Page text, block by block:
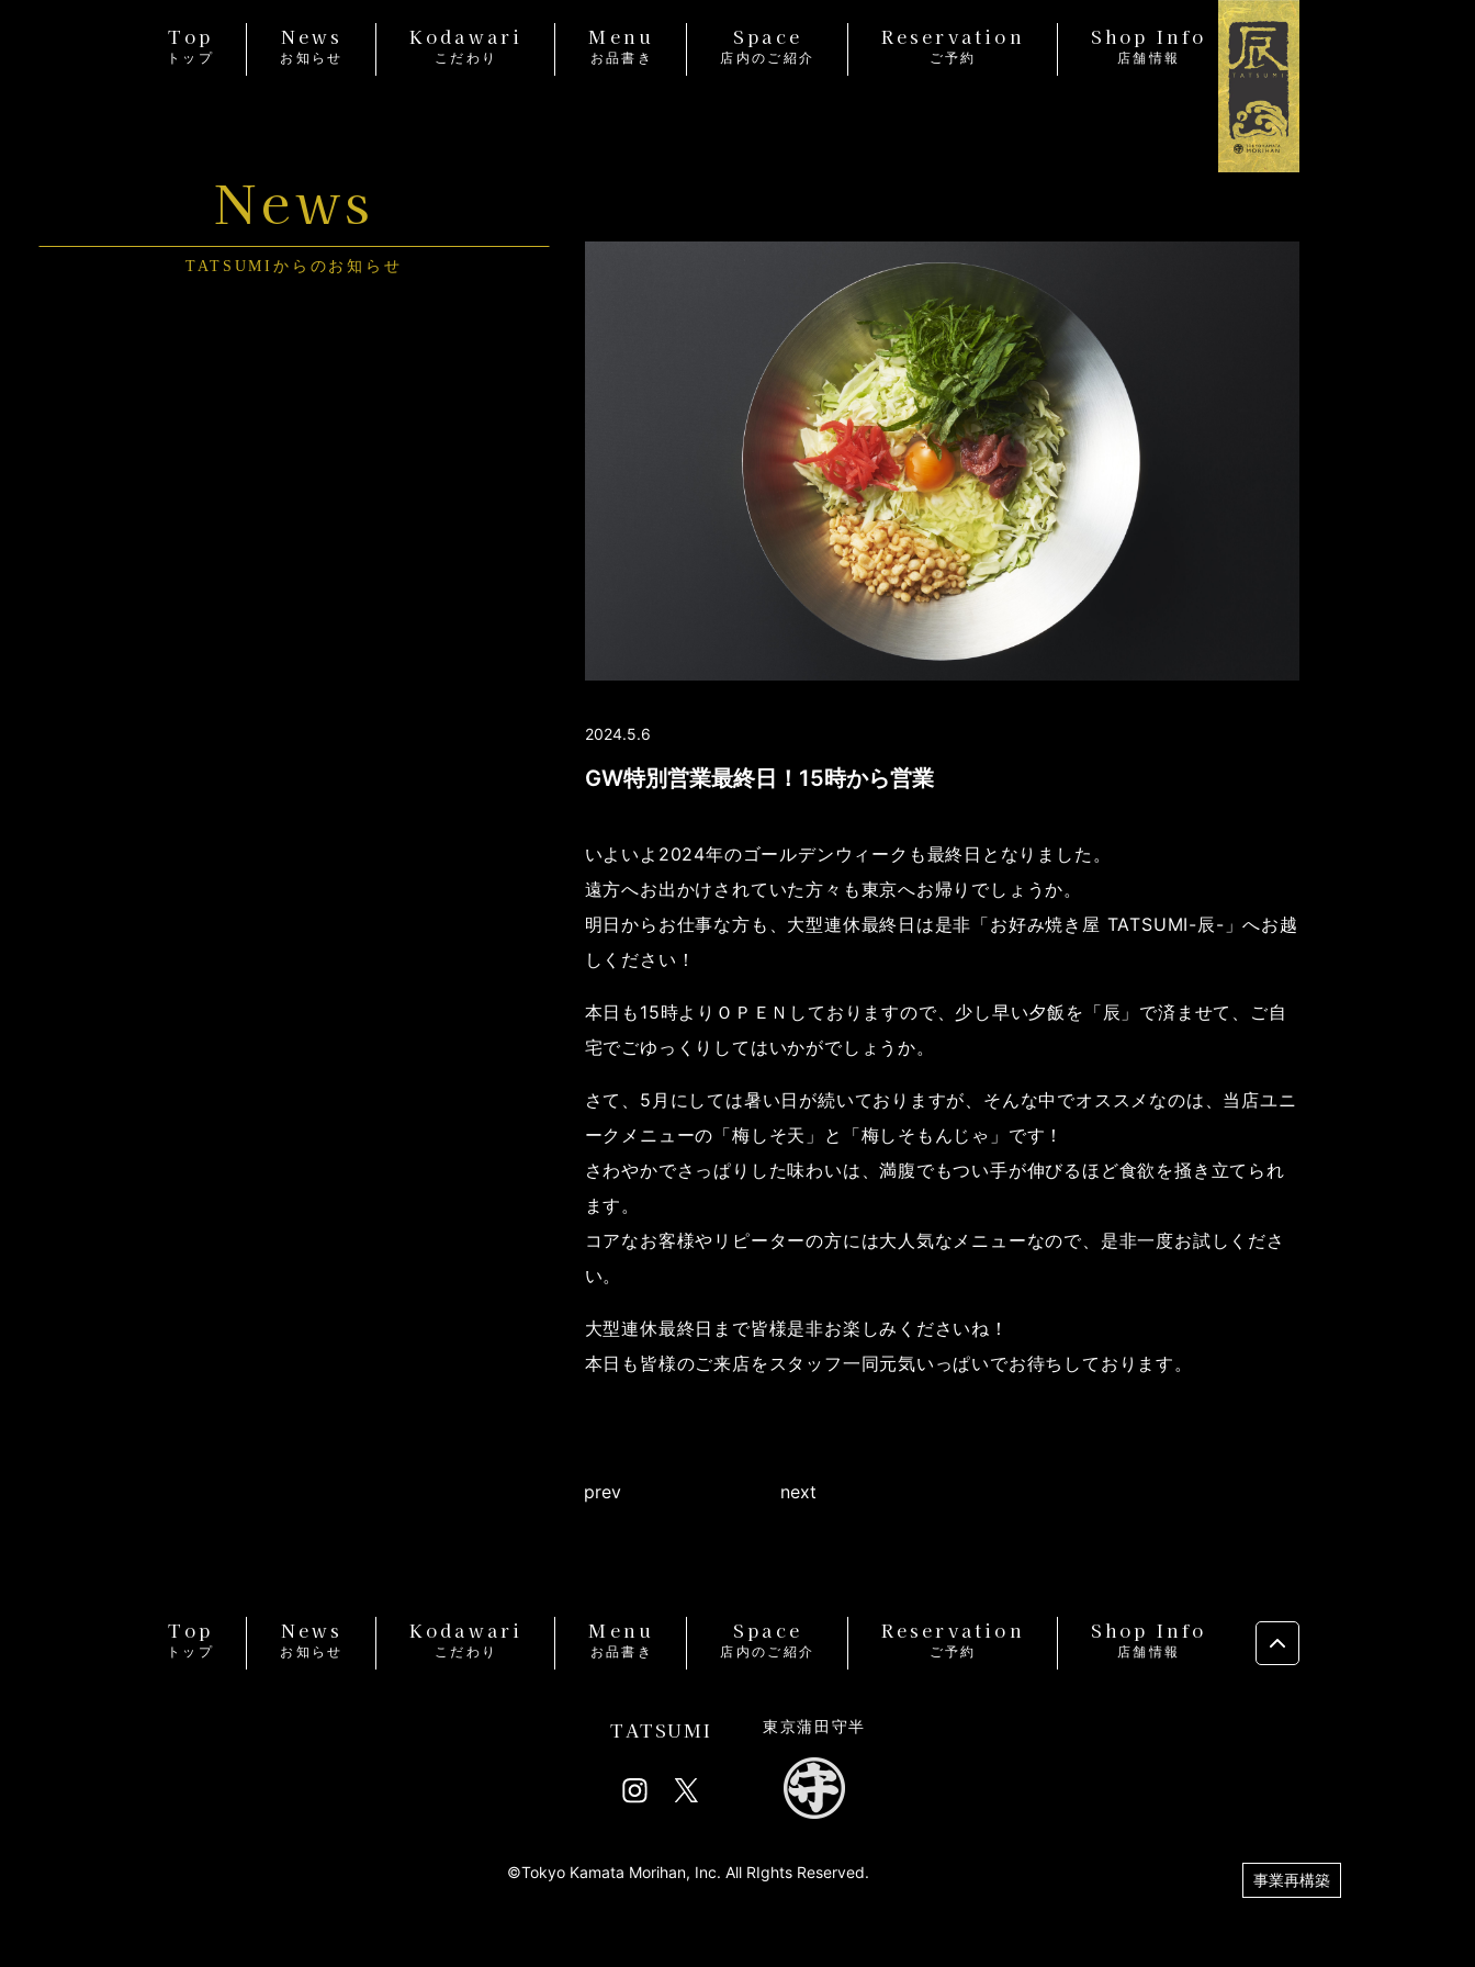
Top
トップ
News
お知らせ
Kodawari
こだわり
Menu
お品書き
Space
店内のご紹介
Reservation
ご予約
Shop Info
店舗情報
News
TATSUMIからのお知らせ
2024.5.6
GW特別営業最終日！15時から営業
いよいよ2024年のゴールデンウィークも最終日となりました。
遠方へお出かけされていた方々も東京へお帰りでしょうか。
明日からお仕事な方も、大型連休最終日は是非「お好み焼き屋 TATSUMI-辰-」へお越
しください！
本日も15時よりＯＰＥＮしておりますので、少し早い夕飯を「辰」で済ませて、ご自
宅でごゆっくりしてはいかがでしょうか。
さて、5月にしては暑い日が続いておりますが、そんな中でオススメなのは、当店ユニ
ークメニューの「梅しそ天」と「梅しそもんじゃ」です！
さわやかでさっぱりした味わいは、満腹でもつい手が伸びるほど食欲を掻き立てられ
ます。
コアなお客様やリピーターの方には大人気なメニューなので、是非一度お試しくださ
い。
大型連休最終日まで皆様是非お楽しみくださいね！
本日も皆様のご来店をスタッフ一同元気いっぱいでお待ちしております。
prev next
Top
トップ
News
お知らせ
Kodawari
こだわり
Menu
お品書き
Space
店内のご紹介
Reservation
ご予約
Shop Info
店舗情報
TATSUMI 東京蒲田守半
©Tokyo Kamata Morihan, Inc. All RIghts Reserved. 事業再構築